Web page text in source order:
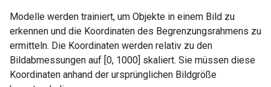
Modelle werden trainiert, um Objekte in einem Bild zu
erkennen und die Koordinaten des Begrenzungsrahmens zu
ermitteln. Die Koordinaten werden relativ zu den
Bildabmessungen auf [0, 1000] skaliert. Sie müssen diese
Koordinaten anhand der ursprünglichen Bildgröße